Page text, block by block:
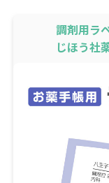
調剤用ラ
じほう社